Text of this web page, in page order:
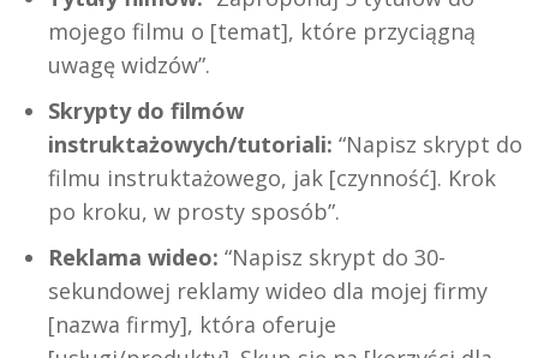
mojego filmu o [temat], które przyciągną
uwagę widzów”.
Skrypty do filmów
instruktażowych/tutoriali: “Napisz skrypt do
filmu instruktażowego, jak [czynność]. Krok
po kroku, w prosty sposób”.
Reklama wideo: “Napisz skrypt do 30-
sekundowej reklamy wideo dla mojej firmy
[nazwa firmy], która oferuje